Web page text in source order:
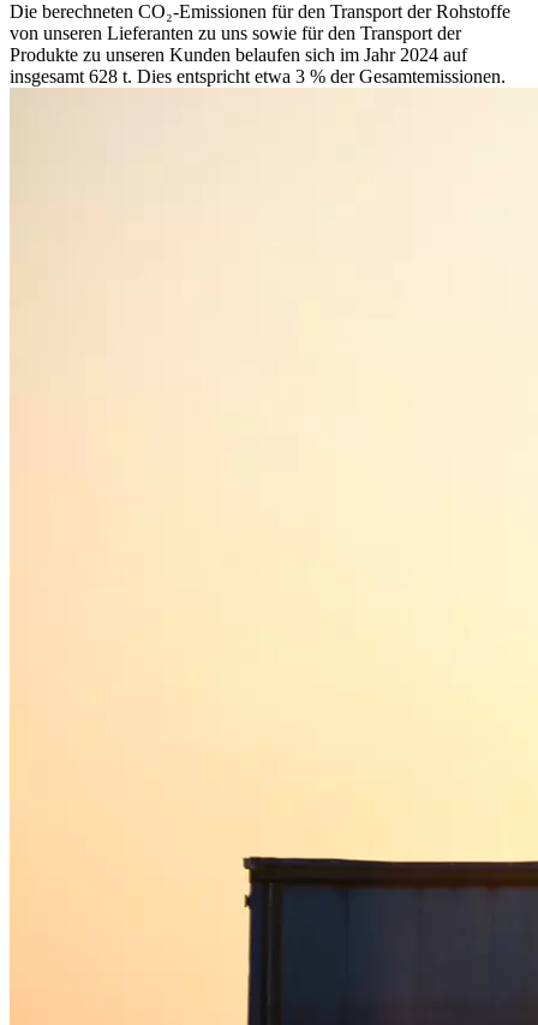
Die berechneten CO₂-Emissionen für den Transport der Rohstoffe
von unseren Lieferanten zu uns sowie für den Transport der
Produkte zu unseren Kunden belaufen sich im Jahr 2024 auf
insgesamt 628 t. Dies entspricht etwa 3 % der Gesamtemissionen.